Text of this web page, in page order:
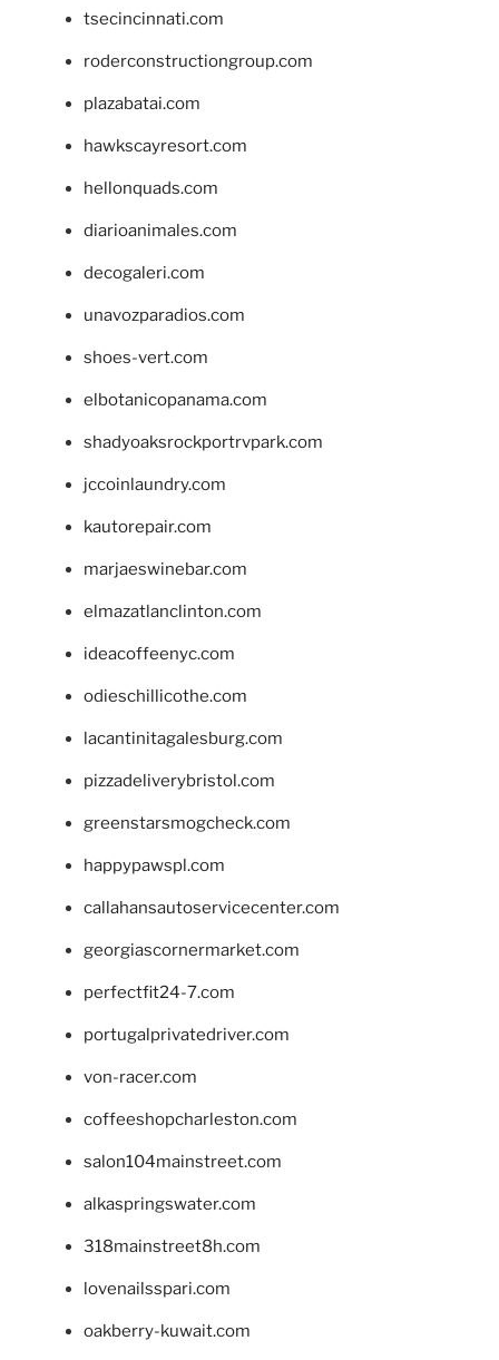
tsecincinnati.com
roderconstructiongroup.com
plazabatai.com
hawkscayresort.com
hellonquads.com
diarioanimales.com
decogaleri.com
unavozparadios.com
shoes-vert.com
elbotanicopanama.com
shadyoaksrockportrvpark.com
jccoinlaundry.com
kautorepair.com
marjaeswinebar.com
elmazatlanclinton.com
ideacoffeenyc.com
odieschillicothe.com
lacantinitagalesburg.com
pizzadeliverybristol.com
greenstarsmogcheck.com
happypawspl.com
callahansautoservicecenter.com
georgiascornermarket.com
perfectfit24-7.com
portugalprivatedriver.com
von-racer.com
coffeeshopcharleston.com
salon104mainstreet.com
alkaspringswater.com
318mainstreet8h.com
lovenailsspari.com
oakberry-kuwait.com